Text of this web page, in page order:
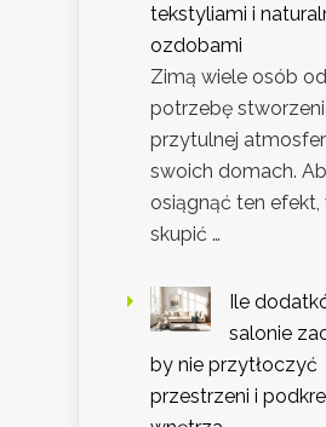
tekstyliami i
ozdobami
Zimą wiele osób
potrzebę
przytulnej
swoich domach.
osiągnąć ten efekt,
skupić …
Ile
salonie
by nie przytłoczyć
przestrzeni i